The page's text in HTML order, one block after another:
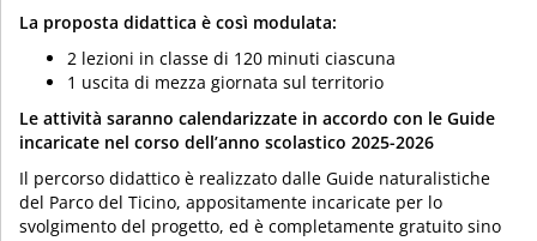
La proposta didattica è così modulata:
2 lezioni in classe di 120 minuti ciascuna
1 uscita di mezza giornata sul territorio
Le attività saranno calendarizzate in accordo con le Guide
incaricate nel corso dell’anno scolastico 2025-2026
Il percorso didattico è realizzato dalle Guide naturalistiche
del Parco del Ticino, appositamente incaricate per lo
svolgimento del progetto, ed è completamente gratuito sino